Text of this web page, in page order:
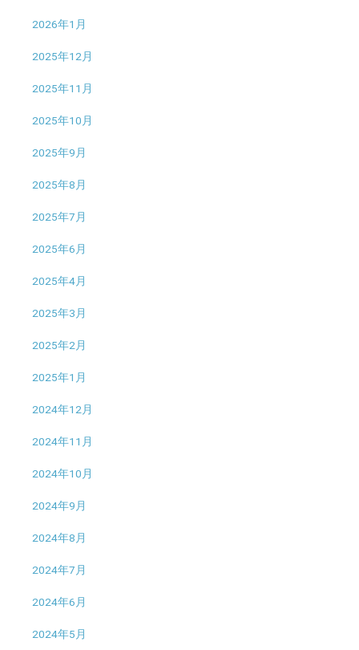
2026年1月
2025年12月
2025年11月
2025年10月
2025年9月
2025年8月
2025年7月
2025年6月
2025年4月
2025年3月
2025年2月
2025年1月
2024年12月
2024年11月
2024年10月
2024年9月
2024年8月
2024年7月
2024年6月
2024年5月